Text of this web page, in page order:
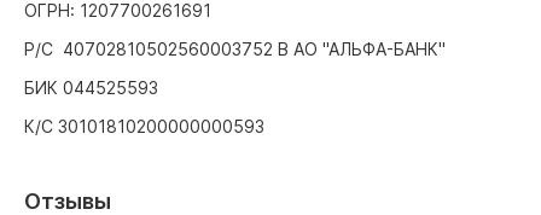
ОГРН: 1207700261691
Р/С 40702810502560003752 В АО "АЛЬФА-БАНК"
БИК 044525593
К/С 30101810200000000593
Отзывы